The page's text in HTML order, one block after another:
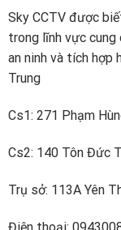
đầu thế giới trong
phẩm chủ lực của
các tiêu chuẩn an
Sky CCTV được
trong lĩnh vực cung
an ninh và tích hợp
Trung
Cs1: 271 Phạm
Cs2: 140 Tôn Đức
Trụ sở: 113A Yên
Điện thoại: